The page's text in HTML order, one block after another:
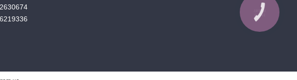
КНОПКА
ЗВ'ЯЗКУ